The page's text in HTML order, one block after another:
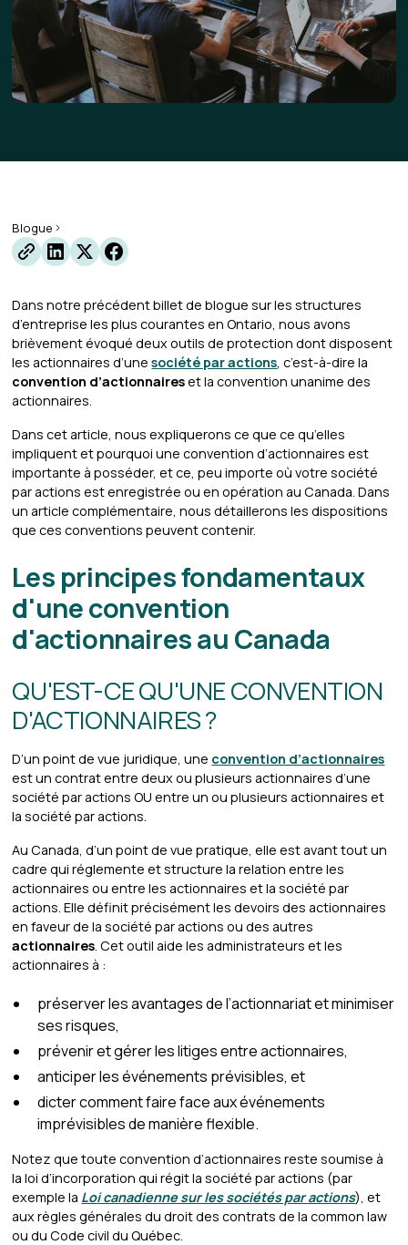
Blogue
Dans notre précédent billet de blogue sur les structures
d’entreprise les plus courantes en Ontario, nous avons
brièvement évoqué deux outils de protection dont disposent
les actionnaires d’unesociété par actions, c’est-à-dire la
convention d’actionnaireset la convention unanime des
actionnaires.
Dans cet article, nous expliquerons ce que ce qu’elles
impliquent et pourquoi une convention d’actionnaires est
importante à posséder, et ce, peu importe où votre société
par actions est enregistrée ou en opération au Canada. Dans
un article complémentaire, nous détaillerons les dispositions
que ces conventions peuvent contenir.
Les principes fondamentaux
d'une convention
d'actionnaires au Canada
QU'EST-CE QU'UNE CONVENTION
D'ACTIONNAIRES ?
D’un point de vue juridique, une convention d’actionnaires
est un contrat entre deux ou plusieurs actionnaires d’une
société par actions OU entre un ou plusieurs actionnaires et
la société par actions.
Au Canada, d’un point de vue pratique, elle est avant tout un
cadre qui réglemente et structure la relation entre les
actionnaires ou entre les actionnaires et la société par
actions. Elle définit précisément les devoirs des actionnaires
en faveur de la société par actions ou des autres
actionnaires. Cet outil aide les administrateurs et les
actionnaires à :
préserver les avantages de l’actionnariat et minimiser
ses risques,
prévenir et gérer les litiges entre actionnaires,
anticiper les événements prévisibles, et
dicter comment faire face aux événements
imprévisibles de manière flexible.
Notez que toute convention d’actionnaires reste soumise à
la loi d’incorporation qui régit la société par actions (par
exemple la Loi canadienne sur les sociétés par actions), et
aux règles générales du droit des contrats de la common law
ou du Code civil du Québec.